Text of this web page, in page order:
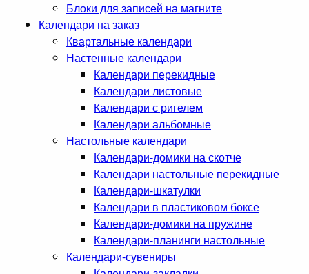
Блоки для записей на магните
Календари на заказ
Квартальные календари
Настенные календари
Календари перекидные
Календари листовые
Календари с ригелем
Календари альбомные
Настольные календари
Календари-домики на скотче
Календари настольные перекидные
Календари-шкатулки
Календари в пластиковом боксе
Календари-домики на пружине
Календари-планинги настольные
Календари-сувениры